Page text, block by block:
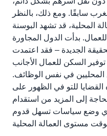
سابقًا. ومع ذلك، بالنظر
المحلية، قد تشهد البوسنة
بدأت الدول المجاورة
الجديدة – فقد اعتمدت
السكن للعمال الأجانب
المحليين في نفس الوظائف.
للتو في الظهور على
إلى المزيد من استقدام
وضع سياسات تسهل قدوم